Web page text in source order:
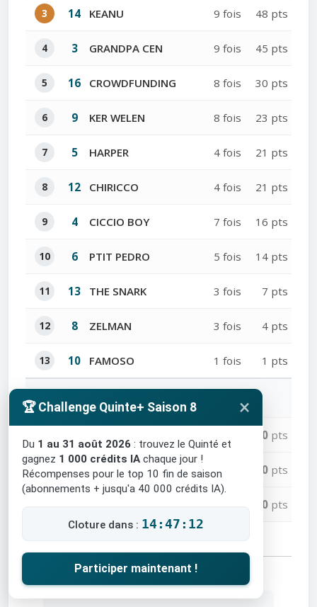
3 14 KEANU 9 fois 48 pts
4 3 GRANDPA CEN 9 fois 45 pts
5 16 CROWDFUNDING 8 fois 30 pts
6 9 KER WELEN 8 fois 23 pts
7 5 HARPER 4 fois 21 pts
8 12 CHIRICCO 4 fois 21 pts
9 4 CICCIO BOY 7 fois 16 pts
10 6 PTIT PEDRO 5 fois 14 pts
11 13 THE SNARK 3 fois 7 pts
12 8 ZELMAN 3 fois 4 pts
13 10 FAMOSO 1 fois 1 pts
Chevaux non cités (0 Point)
0 pts
— 11 ZANGAR 0fois 0 pts
0 pts
🏆 Challenge Quinte+ Saison 8 ×
Du 1 au 31 août 2026 : trouvez le Quinté et
gagnez 1 000 crédits IA chaque jour !
Récompenses pour le top 10 fin de saison
(abonnements + jusqu'a 40 000 crédits IA).
Cloture dans : 14:47:11
Participer maintenant !